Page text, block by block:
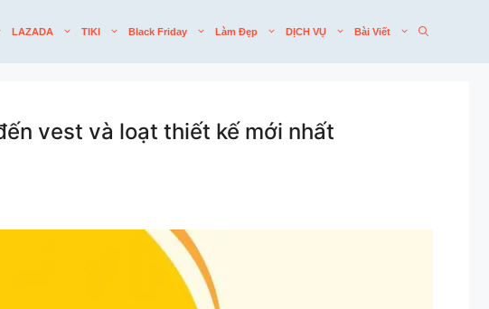
LAZADA TIKI Black Friday Làm Đẹp DỊCH VỤ Bài Viết
vest và loạt thiết kế mới nhất